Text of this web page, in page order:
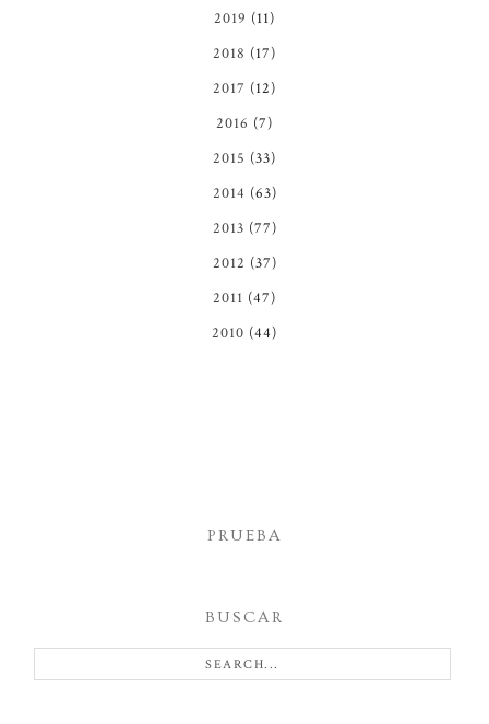
2019 (11)
2018 (17)
2017 (12)
2016 (7)
2015 (33)
2014 (63)
2013 (77)
2012 (37)
2011 (47)
2010 (44)
PRUEBA
BUSCAR